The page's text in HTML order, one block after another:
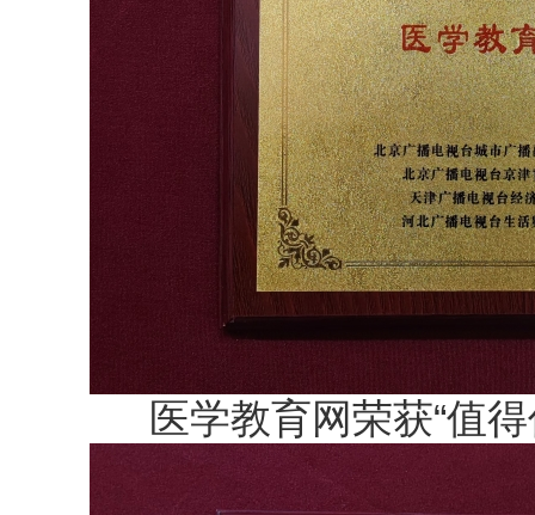
医学教育网荣获“值